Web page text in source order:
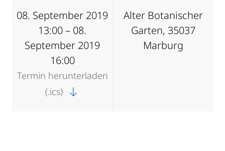
08. September 2019
13:00 – 08.
September 2019
16:00
Termin herunterladen
(.ics)
Alter Botanischer
Garten, 35037
Marburg